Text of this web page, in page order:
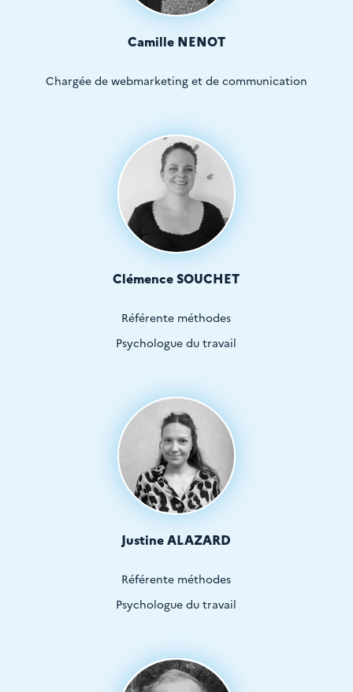
Camille NENOT
Chargée de webmarketing et de communication
Clémence SOUCHET
Référente méthodes
Psychologue du travail
Justine ALAZARD
Référente méthodes
Psychologue du travail